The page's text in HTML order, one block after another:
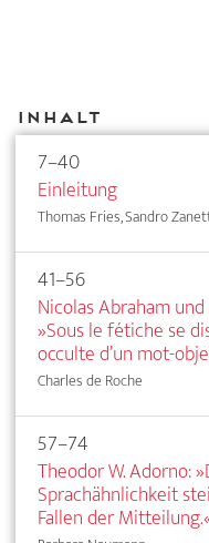
Inhalt
7–40
Einleitung
Thomas Fries, Sandro
41–56
Nicolas Abraham
»Sous le fétiche se
occulte d’un mot-
Charles de Roche
57–74
Theodor W. Adorno:
Sprachähnlichkeit
Fallen der